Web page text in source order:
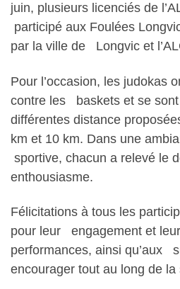
juin, plusieurs licenciés de
participé aux Foulées
par la ville de Longvic et
Pour l’occasion, les judokas
contre les baskets et se
différentes distance
km et 10 km. Dans une
sportive, chacun a relevé le
enthousiasme.
Félicitations à tous les
pour leur engagement et
performances, ainsi qu’aux
encourager tout au long de la